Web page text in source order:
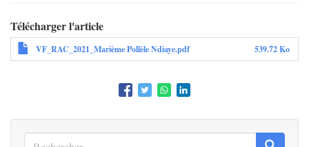
Télécharger l'article
VF_RAC_2021_Marième Pollèle Ndiaye.pdf 539.72 Ko
Rechercher